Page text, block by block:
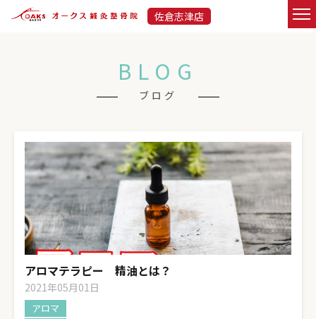
佐倉志津店
BLOG
ブログ
アロマテラピー 精油とは？
2021年05月01日
アロマ